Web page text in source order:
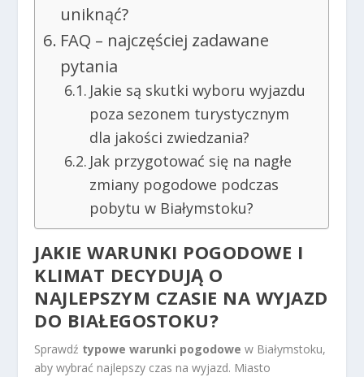
uniknąć?
FAQ – najczęściej zadawane
pytania
Jakie są skutki wyboru wyjazdu
poza sezonem turystycznym
dla jakości zwiedzania?
Jak przygotować się na nagłe
zmiany pogodowe podczas
pobytu w Białymstoku?
JAKIE WARUNKI POGODOWE I
KLIMAT DECYDUJĄ O
NAJLEPSZYM CZASIE NA WYJAZD
DO BIAŁEGOSTOKU?
Sprawdź typowe warunki pogodowe w Białymstoku,
aby wybrać najlepszy czas na wyjazd. Miasto